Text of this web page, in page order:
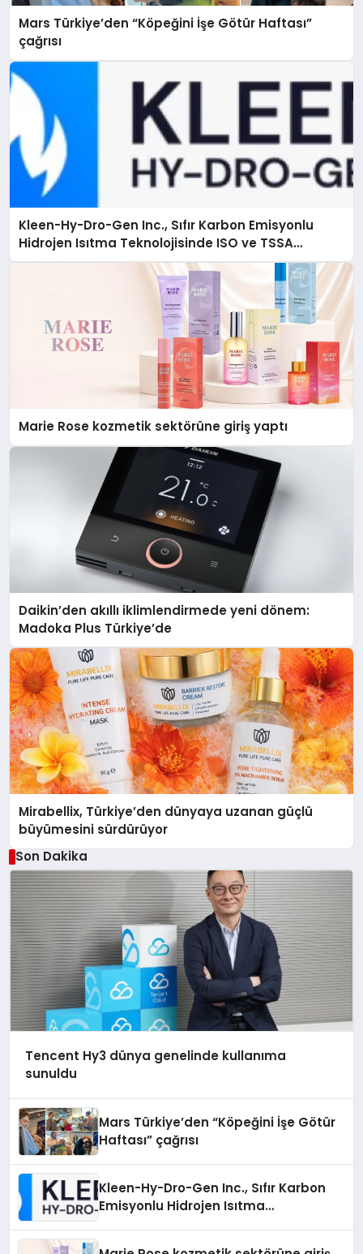
Mars Türkiye’den “Köpeğini İşe Götür Haftası”
çağrısı
Kleen-Hy-Dro-Gen Inc., Sıfır Karbon Emisyonlu
Hidrojen Isıtma Teknolojisinde ISO ve TSSA
Düzenleyici Onaylarını Aldı
Marie Rose kozmetik sektörüne giriş yaptı
Daikin’den akıllı iklimlendirmede yeni dönem:
Madoka Plus Türkiye’de
Mirabellix, Türkiye’den dünyaya uzanan güçlü
büyümesini sürdürüyor
Son Dakika
Tencent Hy3 dünya genelinde kullanıma
sunuldu
Mars Türkiye’den “Köpeğini İşe Götür
Haftası” çağrısı
Kleen-Hy-Dro-Gen Inc., Sıfır Karbon
Emisyonlu Hidrojen Isıtma